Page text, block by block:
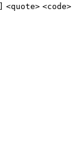
<quote> <code>